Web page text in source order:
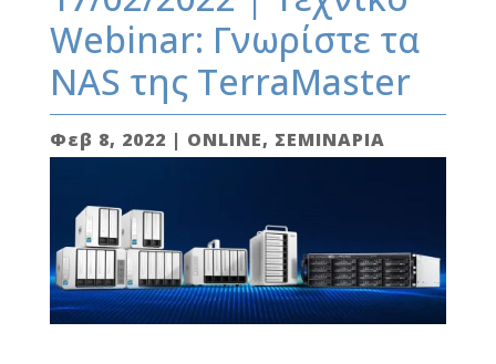
Webinar: Γνωρίστε τα
NAS της TerraMaster
Φεβ 8, 2022 | ONLINE, ΣΕΜΙΝΑΡΙΑ